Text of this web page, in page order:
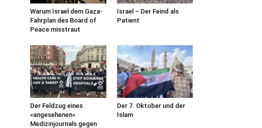
Warum Israel dem Gaza-
Fahrplan des Board of
Peace misstraut
Israel – Der Feind als
Patient
Der Feldzug eines
«angesehenen»
Medizinjournals gegen
Der 7. Oktober und der
Islam